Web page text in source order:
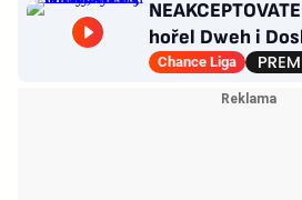
hořel Dweh i
Ustojí to Hyský?
Chance Liga